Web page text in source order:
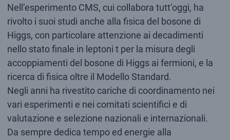
Nell’esperimento CMS, cui collabora tutt’oggi, ha
rivolto i suoi studi anche alla fisica del bosone di
Higgs, con particolare attenzione ai decadimenti
nello stato finale in leptoni t per la misura degli
accoppiamenti del bosone di Higgs ai fermioni, e la
ricerca di fisica oltre il Modello Standard.
Negli anni ha rivestito cariche di coordinamento nei
vari esperimenti e nei comitati scientifici e di
valutazione e selezione nazionali e internazionali.
Da sempre dedica tempo ed energie alla